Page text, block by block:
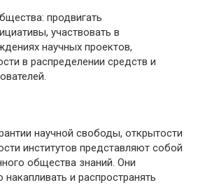
продвигать
участвовать в
научных проектов,
в распределении средств и
научной свободы, открытости
институтов представляют собой
общества знаний. Они
и распространять